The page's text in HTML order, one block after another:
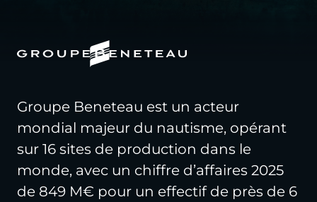
Groupe Beneteau est un acteur
mondial majeur du nautisme, opérant
sur 16 sites de production dans le
monde, avec un chiffre d’affaires 2025
de 849 M€ pour un effectif de près de 6